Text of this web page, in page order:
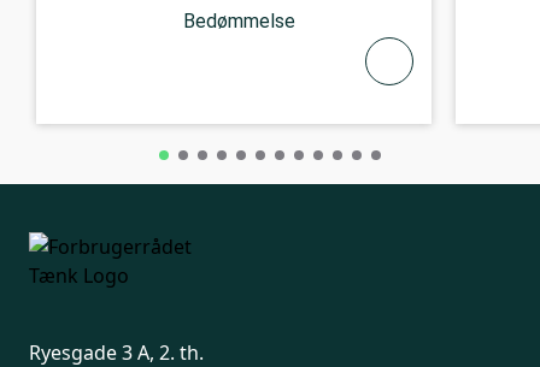
Bedømmelse
Ryesgade 3 A, 2. th.